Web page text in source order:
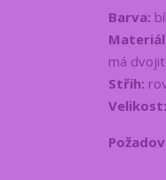
Barva:
má
Střih:
Velikost: